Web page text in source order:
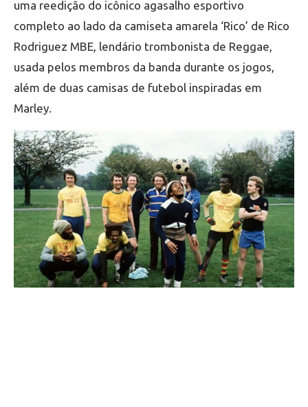
uma reedição do icônico agasalho esportivo
completo ao lado da camiseta amarela ‘Rico’ de Rico
Rodriguez MBE, lendário trombonista de Reggae,
usada pelos membros da banda durante os jogos,
além de duas camisas de futebol inspiradas em
Marley.